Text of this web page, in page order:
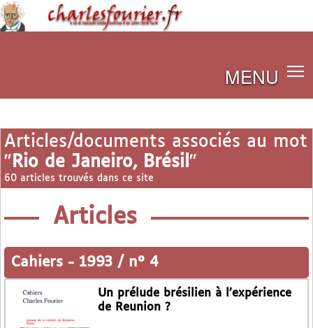
MENU
Articles/documents associés au mot
" Rio de Janeiro, Brésil "
60 articles trouvés dans ce site
Articles
Cahiers - 1993 / n° 4
Un prélude brésilien à l’expérience
de Reunion ?